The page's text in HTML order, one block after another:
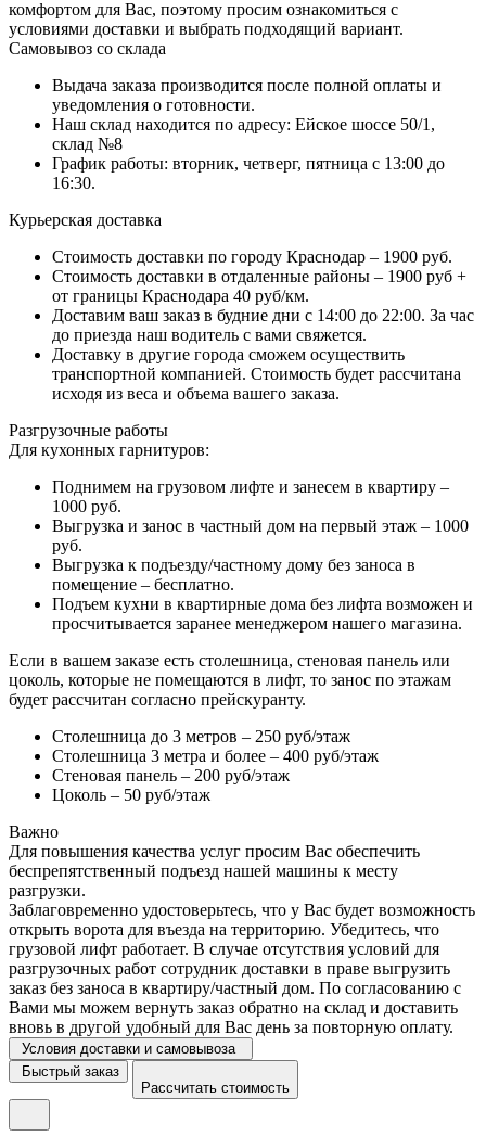
комфортом для Вас, поэтому просим ознакомиться с
условиями доставки и выбрать подходящий вариант.
Самовывоз со склада
Выдача заказа производится после полной оплаты и
уведомления о готовности.
Наш склад находится по адресу: Ейское шоссе 50/1,
склад №8
График работы: вторник, четверг, пятница с 13:00 до
16:30.
Курьерская доставка
Стоимость доставки по городу Краснодар – 1900 руб.
Стоимость доставки в отдаленные районы – 1900 руб +
от границы Краснодара 40 руб/км.
Доставим ваш заказ в будние дни с 14:00 до 22:00. За час
до приезда наш водитель с вами свяжется.
Доставку в другие города сможем осуществить
транспортной компанией. Стоимость будет рассчитана
исходя из веса и объема вашего заказа.
Разгрузочные работы
Для кухонных гарнитуров:
Поднимем на грузовом лифте и занесем в квартиру –
1000 руб.
Выгрузка и занос в частный дом на первый этаж – 1000
руб.
Выгрузка к подъезду/частному дому без заноса в
помещение – бесплатно.
Подъем кухни в квартирные дома без лифта возможен и
просчитывается заранее менеджером нашего магазина.
Если в вашем заказе есть столешница, стеновая панель или
цоколь, которые не помещаются в лифт, то занос по этажам
будет рассчитан согласно прейскуранту.
Столешница до 3 метров – 250 руб/этаж
Столешница 3 метра и более – 400 руб/этаж
Стеновая панель – 200 руб/этаж
Цоколь – 50 руб/этаж
Важно
Для повышения качества услуг просим Вас обеспечить
беспрепятственный подъезд нашей машины к месту
разгрузки.
Заблаговременно удостоверьтесь, что у Вас будет возможность
открыть ворота для въезда на территорию. Убедитесь, что
грузовой лифт работает. В случае отсутствия условий для
разгрузочных работ сотрудник доставки в праве выгрузить
заказ без заноса в квартиру/частный дом. По согласованию с
Вами мы можем вернуть заказ обратно на склад и доставить
вновь в другой удобный для Вас день за повторную оплату.
Условия доставки и самовывоза
Быстрый заказ
Рассчитать стоимость